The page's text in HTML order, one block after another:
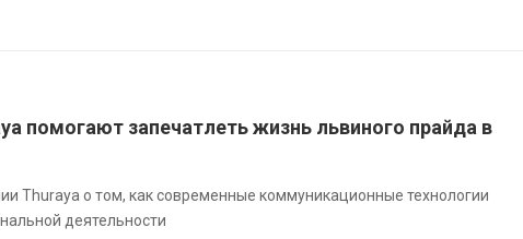
помогают запечатлеть жизнь львиного прайда в
Thuraya о том, как современные коммуникационные технологии
деятельности